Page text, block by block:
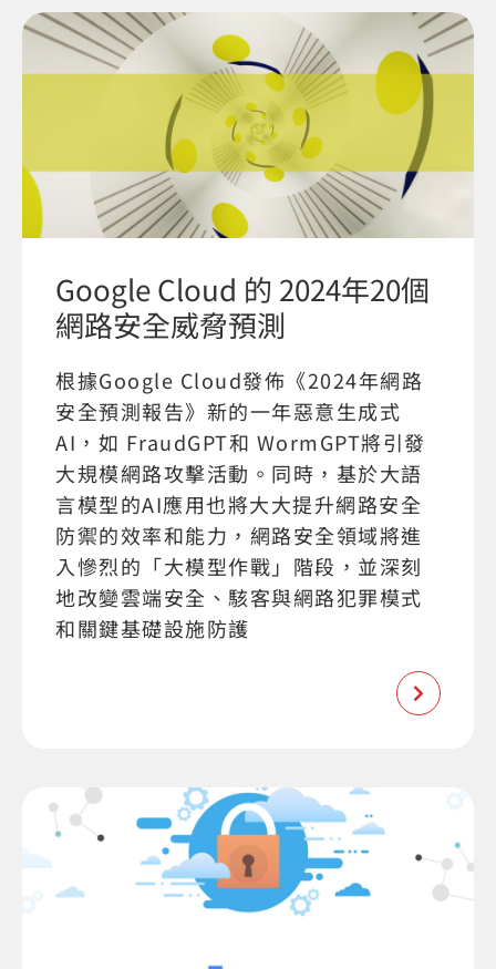
Google Cloud 的 2024年20個
網路安全威脅預測
根據Google Cloud發佈《2024年網路
安全預測報告》新的一年惡意生成式
AI，如 FraudGPT和 WormGPT將引發
大規模網路攻擊活動。同時，基於大語
言模型的AI應用也將大大提升網路安全
防禦的效率和能力，網路安全領域將進
入慘烈的「大模型作戰」階段，並深刻
地改變雲端安全、駭客與網路犯罪模式
和關鍵基礎設施防護